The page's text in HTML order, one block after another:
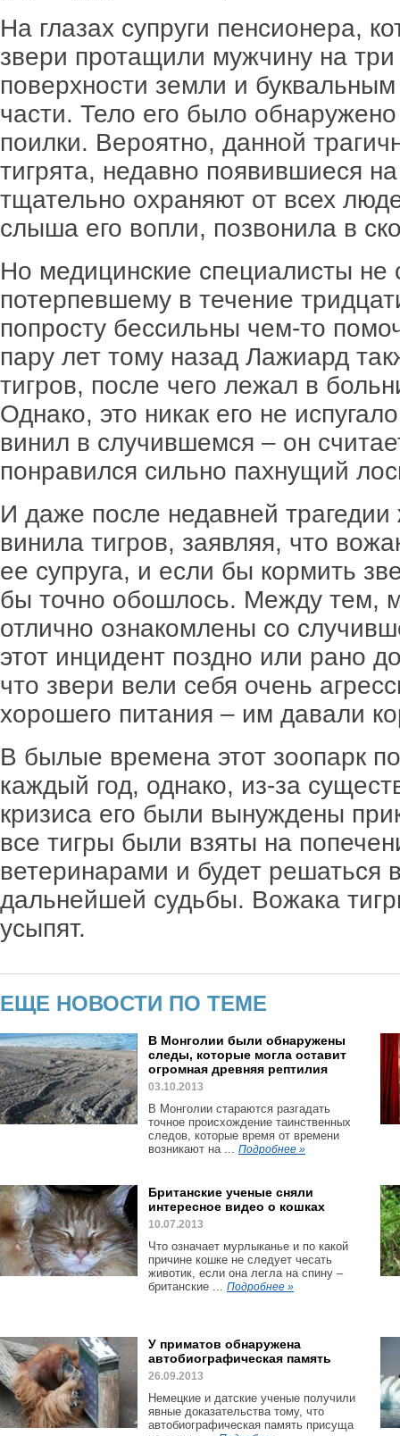
На глазах супруги пенсионера,
звери протащили мужчину на
поверхности земли и
части. Тело его было
поилки. Вероятно, данной
тигрята, недавно появившиеся
тщательно охраняют от всех
слыша его вопли, позвонила в
Но медицинские специалисты не
потерпевшему в течение
попросту бессильны чем-то
пару лет тому назад Лажиард
тигров, после чего лежал в
Однако, это никак его не
винил в случившемся – он
понравился сильно пахнущий
И даже после недавней
винила тигров, заявляя, что
ее супруга, и если бы кормить
бы точно обошлось. Между тем,
отлично ознакомлены со
этот инцидент поздно или рано
что звери вели себя очень
хорошего питания – им давали
В былые времена этот зоопарк
каждый год, однако, из-за
кризиса его были вынуждены
все тигры были взяты на
ветеринарами и будет решаться
дальнейшей судьбы. Вожака
усыпят.
ЕЩЕ НОВОСТИ ПО ТЕМЕ
В Монголии были обнаружены
следы, которые могла оставит
огромная древняя рептилия
03.10.2013
В Монголии стараются разгадать
точное происхождение таинственных
следов, которые время от времени
возникают на ... Подробнее »
Британские ученые сняли
интересное видео о кошках
10.07.2013
Что означает мурлыканье и по какой
причине кошке не следует чесать
животик, если она легла на спину –
британские ... Подробнее »
У приматов обнаружена
автобиографическая память
26.09.2013
Немецкие и датские ученые получили
явные доказательства тому, что
автобиографическая память присуща